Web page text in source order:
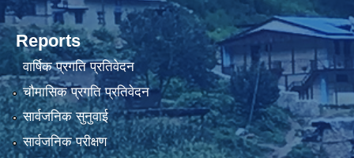
Reports
वार्षिक प्रगति प्रतिवेदन
चौमासिक प्रगति प्रतिवेदन
सार्वजनिक सुनुवाई
सार्वजनिक परीक्षण